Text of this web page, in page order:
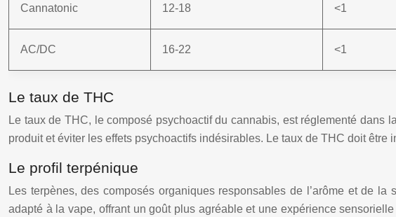
Cannatonic 12-18 <1
AC/DC 16-22 <1
Le taux de THC
Le taux de THC, le composé psychoactif du cannabis, est réglementé
produit et éviter les effets psychoactifs indésirables. Le taux de THC doit
Le profil terpénique
Les terpènes, des composés organiques responsables de l’arôme et de
adapté à la vape, offrant un goût plus agréable et une expérience